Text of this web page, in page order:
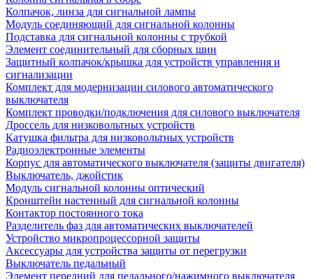
Колпачок, линза для сигнальной лампы
Модуль соединяющий для сигнальной колонны
Подставка для сигнальной колонны с трубкой
Элемент соединительный для сборных шин
Защитный колпачок/крышка для устройств управления и
сигнализации
Комплект для модернизации силового автоматического
выключателя
Комплект проводки/подключения для силового выключателя
Дроссель для низковольтных устройств
Катушка фильтра для низковольтных устройств
Радиоэлектронные элементы
Корпус для автоматического выключателя (защиты двигателя)
Выключатель, джойстик
Модуль сигнальной колонны оптический
Кронштейн настенный для сигнальной колонны
Контактор постоянного тока
Разделитель фаз для автоматических выключателей
Устройство микропроцессорной защиты
Аксессуары для устройства защиты от перегрузки
Выключатель педальный
Элемент передний для педального/нажимного выключателя